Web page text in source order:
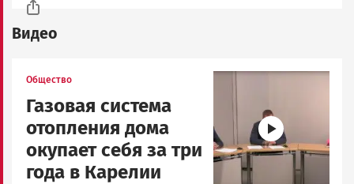
Видео
Общество
Газовая система
отопления дома
окупает себя за три
года в Карелии